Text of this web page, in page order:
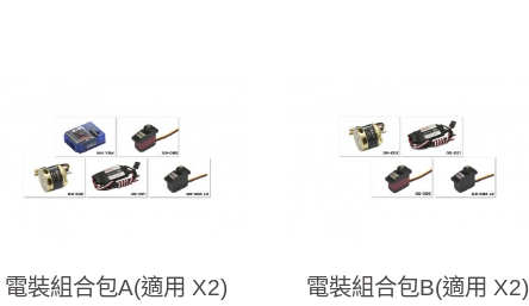
電裝組合包A(適用 X2) 電裝組合包B(適用 X2)